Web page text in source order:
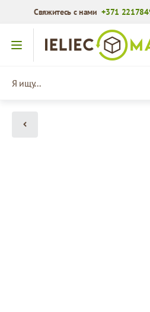
Свяжитесь с нами+371
Перейти к содержимому